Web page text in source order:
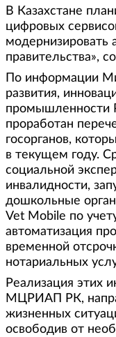
В Казахстане
цифровых
модернизировать
правительства»,
По информации
развития,
промышленности
проработан
госорганов,
в текущем году.
социальной
инвалидности,
дошкольные
Vet Mobile по
автоматизация
временной
нотариальных
Реализация этих
МЦРИАП РК,
жизненных
освободив от